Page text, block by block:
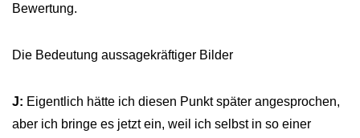
Bewertung.
Die Bedeutung aussagekräftiger Bilder
J: Eigentlich hätte ich diesen Punkt später angesprochen,
aber ich bringe es jetzt ein, weil ich selbst in so einer